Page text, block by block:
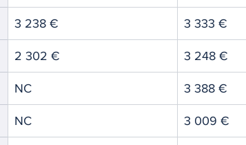
3 238 € 3 333 €
2 302 € 3 248 €
NC 3 388 €
NC 3 009 €